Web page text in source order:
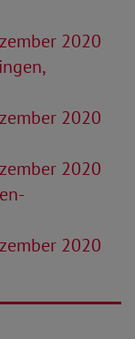
2020
2020
2020
2020